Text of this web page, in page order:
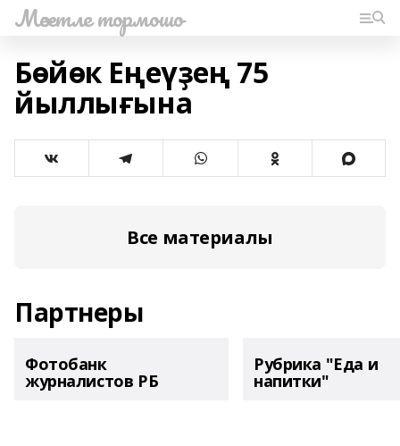
Мәсетле тормошо
Бөйөк Еңеүҙең 75
йыллығына
Все материалы
Партнеры
Фотобанк
журналистов РБ
Рубрика "Еда и
напитки"